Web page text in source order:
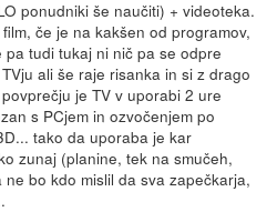
ponudniki še naučiti) + videoteka.
če je na kakšen od programov,
tudi tukaj ni nič pa se odpre
ali še raje risanka in si z drago
je TV v uporabi 2 ure
s PCjem in ozvočenjem po
tako da uporaba je kar
zunaj (planine, tek na smučeh,
bo kdo mislil da sva zapečkarja,